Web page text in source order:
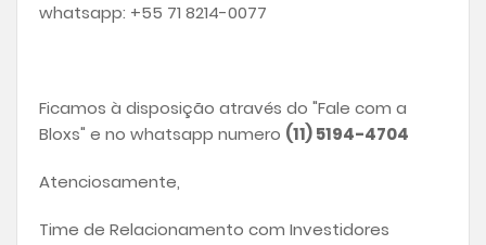
whatsapp: +55 71 8214-0077
Ficamos à disposição através do "Fale com a
Bloxs" e no whatsapp numero (11) 5194-4704
Atenciosamente,
Time de Relacionamento com Investidores